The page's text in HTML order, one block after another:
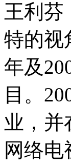
王利芬
特的视
年及
目。
业，
网络